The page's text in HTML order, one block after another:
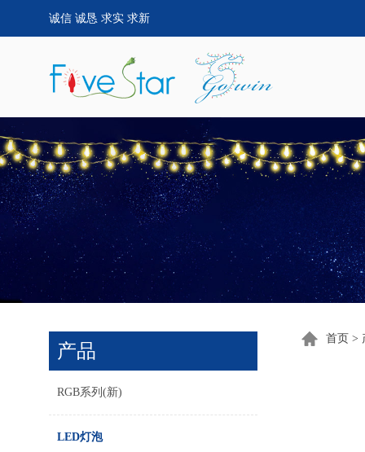
诚信 诚恳 求实 求新
产品
RGB系列(新)
LED灯泡
首页 >